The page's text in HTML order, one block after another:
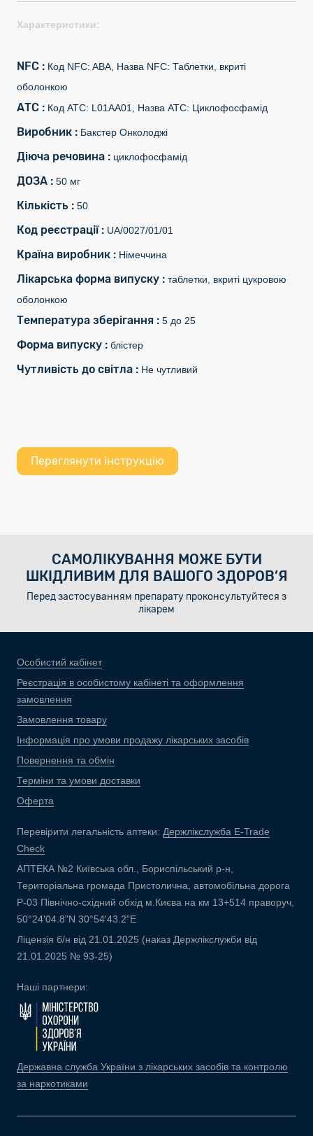
Характеристики:
NFC : Код NFC: ABA, Назва NFC: Таблетки, вкриті
оболонкою
АТС : Код АТС: L01AA01, Назва АТС: Циклофосфамід
Виробник : Бакстер Онколоджі
Діюча речовина : циклофосфамід
ДОЗА : 50 мг
Кількість : 50
Код реєстрації : UA/0027/01/01
Країна виробник : Німеччина
Лікарська форма випуску : таблетки, вкриті цукровою
оболонкою
Температура зберігання : 5 до 25
Форма випуску : блістер
Чутливість до світла : Не чутливий
Переглянути інструкцію
САМОЛІКУВАННЯ МОЖЕ БУТИ
ШКІДЛИВИМ ДЛЯ ВАШОГО ЗДОРОВ’Я
Перед застосуванням препарату проконсультуйтеся з
лікарем
Особистий кабінет
Реєстрація в особистому кабінеті та оформлення
замовлення
Замовлення товару
Інформація про умови продажу лікарських засобів
Повернення та обмін
Терміни та умови доставки
Оферта
Перевірити легальність аптеки: Держлікслужба E-Trade
Check
АПТЕКА №2 Київська обл., Бориспільський р-н,
Територіальна громада Пристолична, автомобільна дорога
Р-03 Північно-східний обхід м.Києва на км 13+514 праворуч,
50°24'04.8"N 30°54'43.2"E
Ліцензія б/н від 21.01.2025 (наказ Держлікслужби від
21.01.2025 № 93-25)
Наші партнери:
Державна служба України з лікарських засобів та контролю
за наркотиками